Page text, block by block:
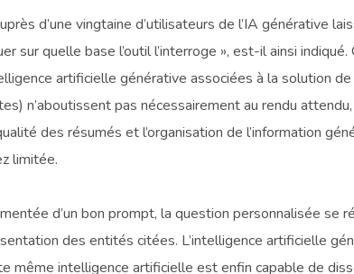
d’une vingtaine d’utilisateurs de l’IA générative
quelle base l’outil l’interroge », est-il ainsi indiqué.
artificielle générative associées à la solution
n’aboutissent pas nécessairement au rendu
des résumés et l’organisation de l’information
limitée.
d’un bon prompt, la question personnalisée se
des entités citées. L’intelligence artificielle
même intelligence artificielle est enfin capable de